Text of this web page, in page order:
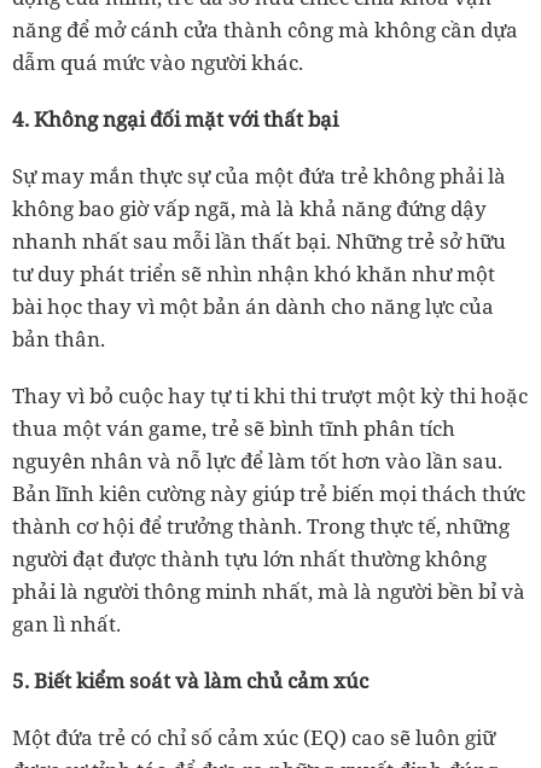
năng để mở cánh cửa thành công mà không cần dựa
dẫm quá mức vào người khác.
4. Không ngại đối mặt với thất bại
Sự may mắn thực sự của một đứa trẻ không phải là
không bao giờ vấp ngã, mà là khả năng đứng dậy
nhanh nhất sau mỗi lần thất bại. Những trẻ sở hữu
tư duy phát triển sẽ nhìn nhận khó khăn như một
bài học thay vì một bản án dành cho năng lực của
bản thân.
Thay vì bỏ cuộc hay tự ti khi thi trượt một kỳ thi hoặc
thua một ván game, trẻ sẽ bình tĩnh phân tích
nguyên nhân và nỗ lực để làm tốt hơn vào lần sau.
Bản lĩnh kiên cường này giúp trẻ biến mọi thách thức
thành cơ hội để trưởng thành. Trong thực tế, những
người đạt được thành tựu lớn nhất thường không
phải là người thông minh nhất, mà là người bền bỉ và
gan lì nhất.
5. Biết kiểm soát và làm chủ cảm xúc
Một đứa trẻ có chỉ số cảm xúc (EQ) cao sẽ luôn giữ